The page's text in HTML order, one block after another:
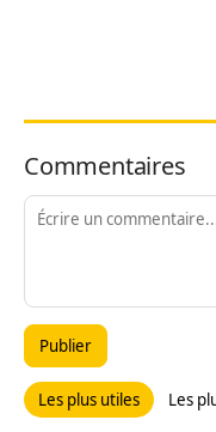
Commentaires
Publier
Les plus utiles Les